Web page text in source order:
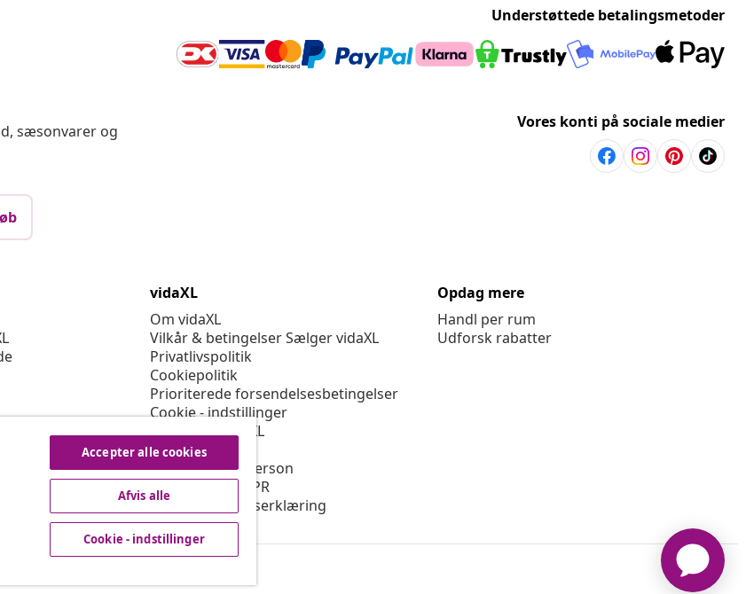
Understøttede betalingsmetoder
sæsonvarer og
Vores konti på sociale medier
vidaXL
Om vidaXL
Vilkår & betingelser Sælger vidaXL
Privatlivspolitik
Cookiepolitik
Prioriterede forsendelsesbetingelser
Cookie - indstillinger
Arbejd for vidaXL
Sikkerhed
EU-ansvarlige person
Politikken for EPR
Tilgængelighedserklæring
Opdag mere
Handl per rum
Udforsk rabatter
Accepter alle cookies
Afvis alle
Cookie - indstillinger